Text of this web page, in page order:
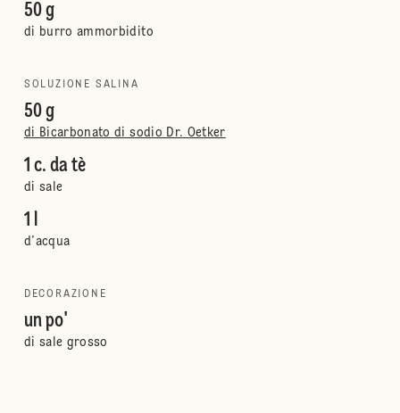
50 g
di burro ammorbidito
SOLUZIONE SALINA
50 g
di Bicarbonato di sodio Dr. Oetker
1 c. da tè
di sale
1 l
d’acqua
DECORAZIONE
un po'
di sale grosso